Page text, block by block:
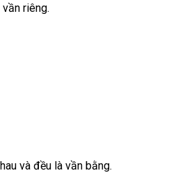
riêng.
và đều là vần bằng.